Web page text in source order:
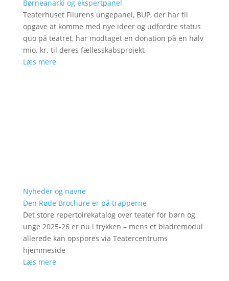
Børneanarki og ekspertpanel
Teaterhuset Filurens ungepanel, BUP, der har til
opgave at komme med nye ideer og udfordre status
quo på teatret, har modtaget en donation på en halv
mio. kr. til deres fællesskabsprojekt
Læs mere
Nyheder og navne
Den Røde Brochure er på trapperne
Det store repertoirekatalog over teater for børn og
unge 2025-26 er nu i trykken – mens et bladremodul
allerede kan opspores via Teatercentrums
hjemmeside
Læs mere